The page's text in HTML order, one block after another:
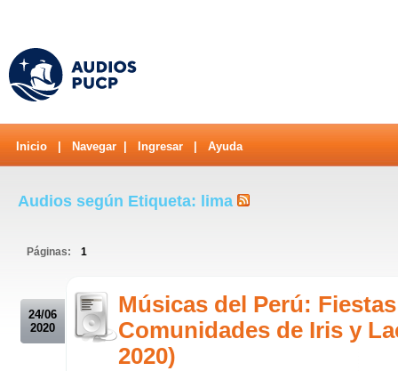
Inicio Navegar Ingresar Ayuda
Audios según Etiqueta: lima
Páginas: 1
24/06
2020
Músicas del Perú:
Comunidades de Iris y
2020)